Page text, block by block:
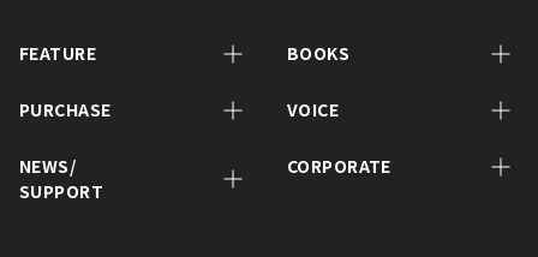
FEATURE BOOKS
PURCHASE VOICE
NEWS/
SUPPORT
CORPORATE